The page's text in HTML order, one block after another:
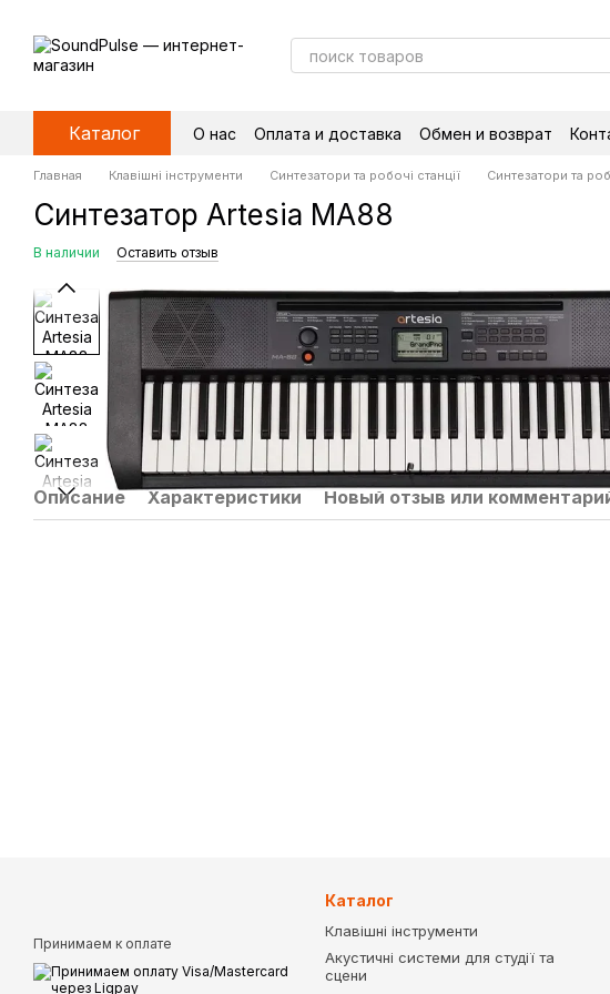
Каталог О нас Оплата и доставка Обмен и возврат
Главная Клавішні інструменти Синтезатори та робочі станції Синтезатори та
Синтезатор Artesia MA88
В наличии Оставить отзыв
Описание Характеристики Новый отзыв или
Принимаем к оплате
Каталог
Клавішні інструменти
Акустичні системи для студії та
сцени